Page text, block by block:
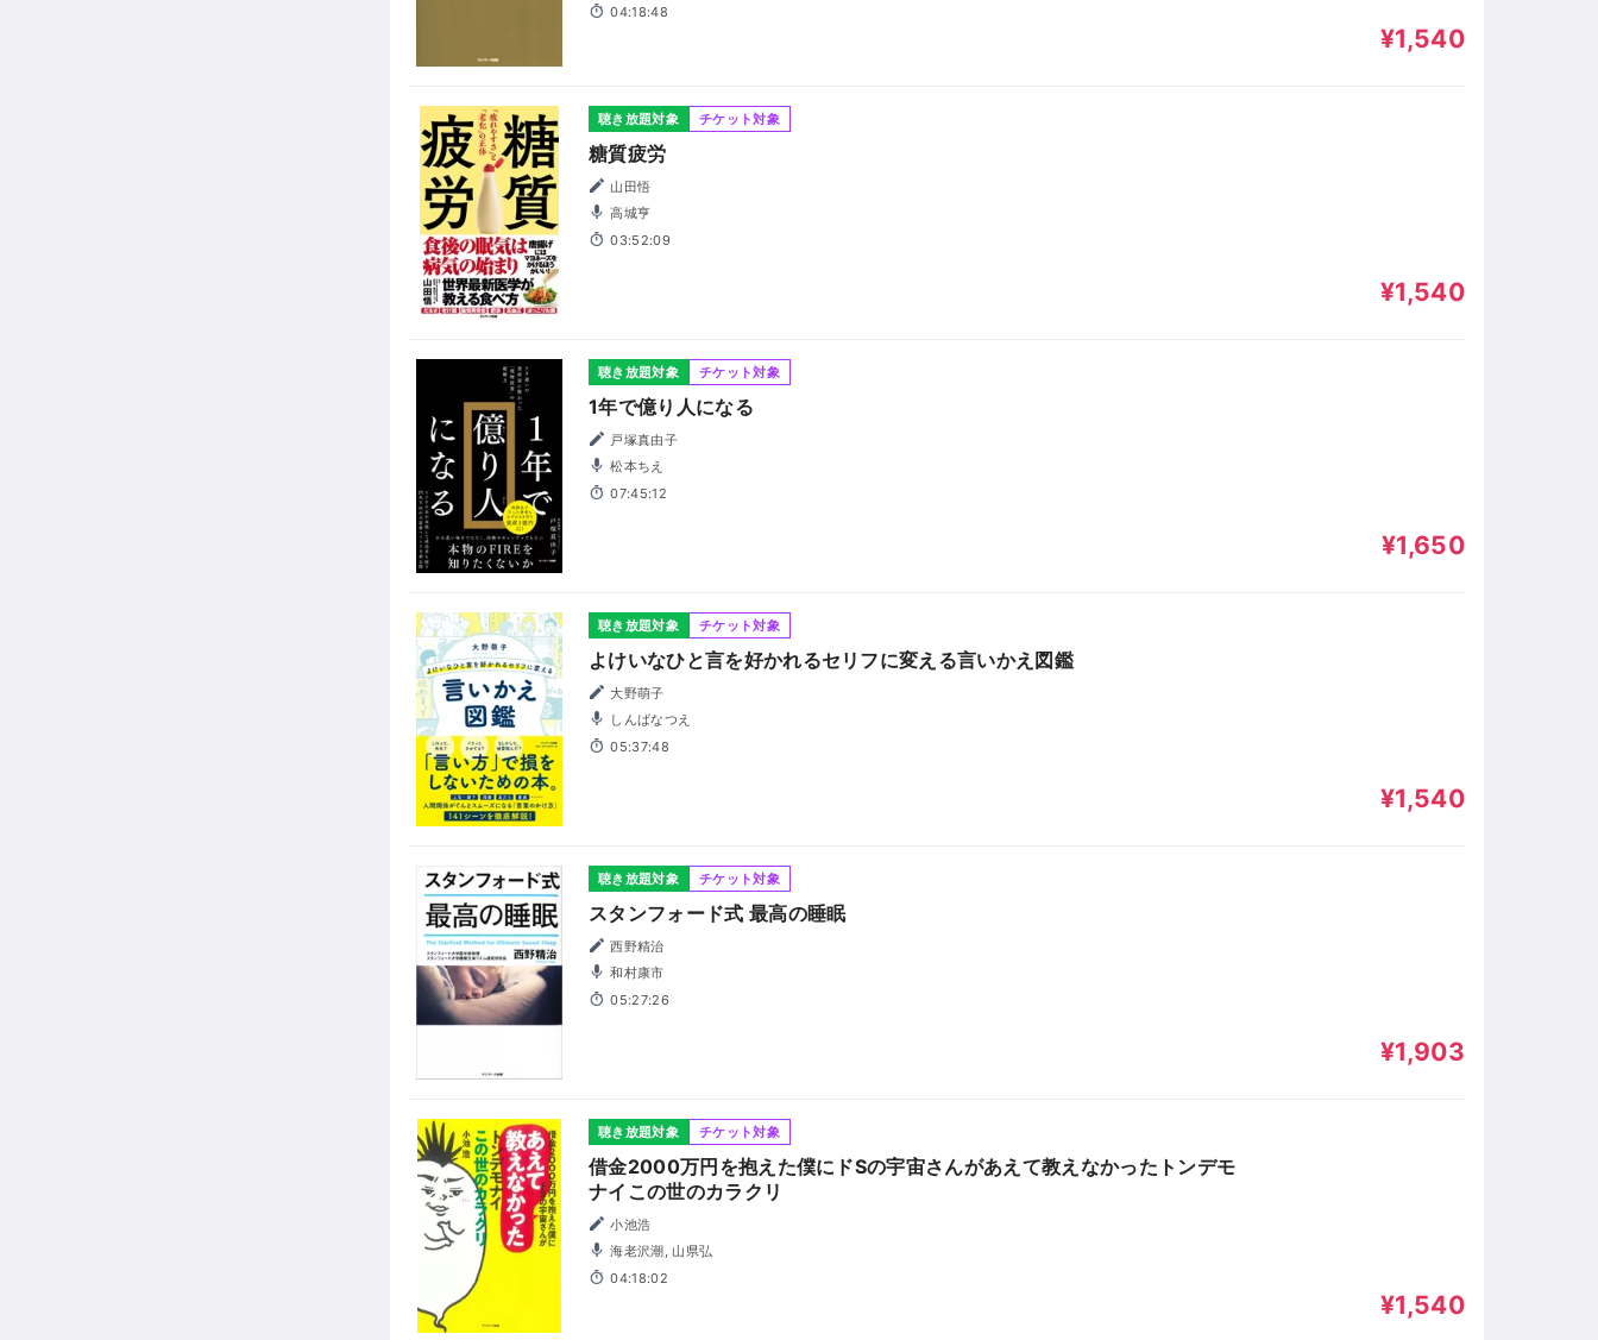
04:18:48
¥1,540
聴き放題対象 チケット対象
糖質疲労
山田悟
高城亨
03:52:09
¥1,540
聴き放題対象 チケット対象
1年で億り人になる
戸塚真由子
松本ちえ
07:45:12
¥1,650
聴き放題対象 チケット対象
よけいなひと言を好かれるセリフに変える言いかえ図鑑
大野萌子
しんばなつえ
05:37:48
¥1,540
聴き放題対象 チケット対象
スタンフォード式 最高の睡眠
西野精治
和村康市
05:27:26
¥1,903
聴き放題対象 チケット対象
借金2000万円を抱えた僕にドSの宇宙さんがあえて教えなかったトンデモ
ナイこの世のカラクリ
小池浩
海老沢潮, 山県弘
04:18:02
¥1,540